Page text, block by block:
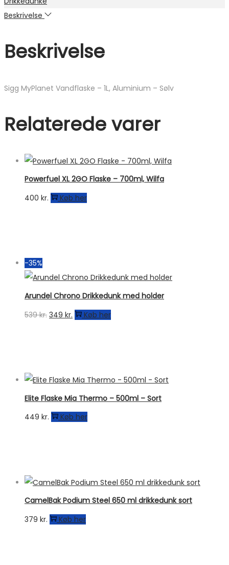
Beskrivelse
Beskrivelse
Sigg MyPlanet Vandflaske – 1L, Aluminium – Sølv
Relaterede varer
Powerfuel XL 2GO Flaske – 700ml, Wilfa
400 kr. Køb her
-35%
Arundel Chrono Drikkedunk med holder
539kr. Den
349 kr. DenKøb her
Elite Flaske Mia Thermo – 500ml – Sort
449 kr. Køb her
CamelBak Podium Steel 650 ml drikkedunk sort
379 kr. Køb her